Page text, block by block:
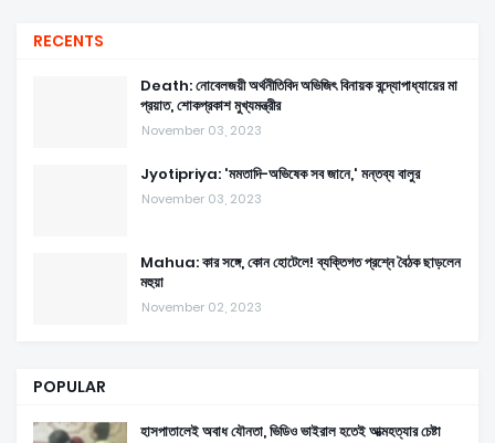
RECENTS
Death: নোবেলজয়ী অর্থনীতিবিদ অভিজিৎ বিনায়ক বন্দ্যোপাধ্যায়ের মা
প্রয়াত, শোকপ্রকাশ মুখ্যমন্ত্রীর
November 03, 2023
Jyotipriya: 'মমতাদি-অভিষেক সব জানে,' মন্তব্য বালুর
November 03, 2023
Mahua: কার সঙ্গে, কোন হোটেলে! ব্যক্তিগত প্রশ্নে বৈঠক ছাড়লেন
মহুয়া
November 02, 2023
POPULAR
হাসপাতালেই অবাধ যৌনতা, ভিডিও ভাইরাল হতেই আত্মহত্যার চেষ্টা